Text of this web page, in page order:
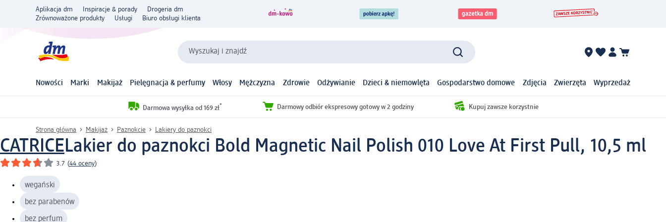
Aplikacja dm Inspiracje & porady
Drogeria dm
Zrównoważone produkty
Usługi Biuro obsługi klienta
Wyszukaj i znajdź
Nowości Marki Makijaż Pielęgnacja & perfumy Włosy Mężczyzna Zdrowie Odżywianie Dzieci & niemowlęta Gospodarstwo domowe Zdjęcia Zwierzęta Wyprzedaż
Darmowa wysyłka od 169 zł* Darmowy odbiór ekspresowy gotowy w 2 godziny Kupuj zawsze korzystnie
Strona główna Makijaż Paznokcie Lakiery do paznokci
CATRICELakier do paznokci Bold Magnetic Nail Polish 010 Love At First Pull, 10,5 ml
3.7 (44 oceny)
wegański
bez parabenów
bez perfum